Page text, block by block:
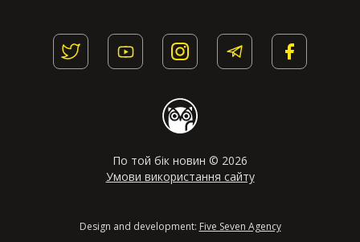
По той бік новин © 2026
Умови використання сайту
Design and development: Five Seven Agency